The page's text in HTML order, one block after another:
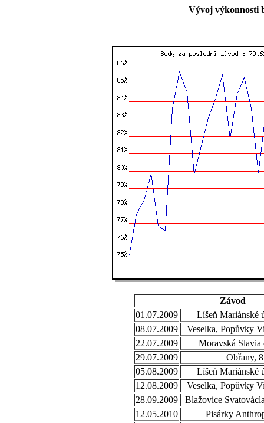
Vývoj výkonnosti
Závod
01.07.2009
Líšeň Mariánské
08.07.2009
Veselka, Popůvky
22.07.2009
Moravská Slavia
29.07.2009
Obřany,
05.08.2009
Líšeň Mariánské
12.08.2009
Veselka, Popůvky
28.09.2009
Blažovice
12.05.2010
Pisárky